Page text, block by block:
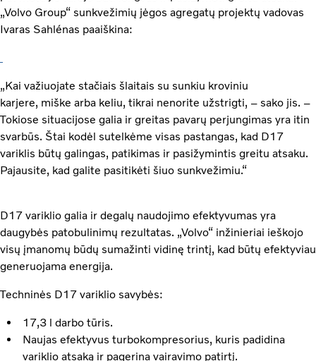
„Volvo Group“ sunkvežimių jėgos agregatų projektų vadovas
Ivaras Sahlénas paaiškina:
„Kai važiuojate stačiais šlaitais su sunkiu kroviniu
karjere, miške arba keliu, tikrai nenorite užstrigti, – sako jis. –
Tokiose situacijose galia ir greitas pavarų perjungimas yra itin
svarbūs. Štai kodėl sutelkėme visas pastangas, kad D17
variklis būtų galingas, patikimas ir pasižymintis greitu atsaku.
Pajausite, kad galite pasitikėti šiuo sunkvežimiu.“
D17 variklio galia ir degalų naudojimo efektyvumas yra
daugybės patobulinimų rezultatas. „Volvo“ inžinieriai ieškojo
visų įmanomų būdų sumažinti vidinę trintį, kad būtų efektyviau
generuojama energija.
Techninės D17 variklio savybės:
17,3 l darbo tūris.
Naujas efektyvus turbokompresorius, kuris padidina
variklio atsaką ir pagerina vairavimo patirtį.